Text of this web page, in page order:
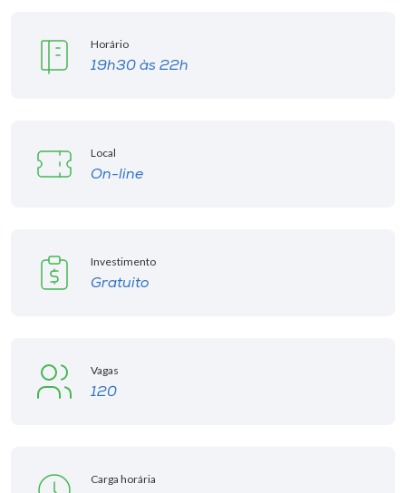
Horário
19h30 às 22h
Local
On-line
Investimento
Gratuito
Vagas
120
Carga horária